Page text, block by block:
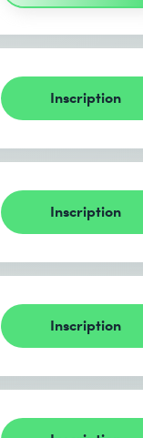
Inscription
Inscription
Inscription